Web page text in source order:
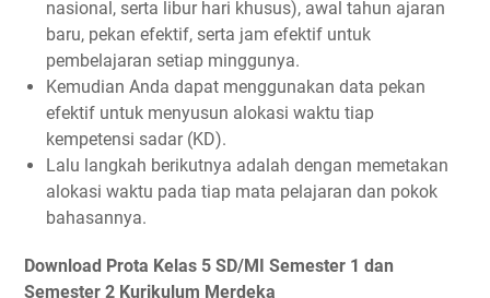
nasional, serta libur hari khusus), awal tahun ajaran
baru, pekan efektif, serta jam efektif untuk
pembelajaran setiap minggunya.
Kemudian Anda dapat menggunakan data pekan
efektif untuk menyusun alokasi waktu tiap
kempetensi sadar (KD).
Lalu langkah berikutnya adalah dengan memetakan
alokasi waktu pada tiap mata pelajaran dan pokok
bahasannya.
Download Prota Kelas 5 SD/MI Semester 1 dan
Semester 2 Kurikulum Merdeka